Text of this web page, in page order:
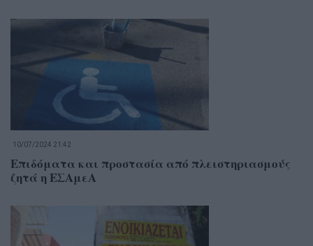
10/07/2024 21:42
Επιδόματα και προστασία από πλειστηριασμούς
ζητά η ΕΣΑμεΑ